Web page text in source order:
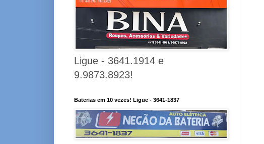
Ligue - 3641.1914 e
9.9873.8923!
Baterias em 10 vezes! Ligue - 3641-1837